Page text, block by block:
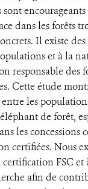
sont
dans les forêts
Il existe
et à la
responsable des
Cette étude
les
de forêt,
les concessions
certifiées. Nous
FSC et
afin de